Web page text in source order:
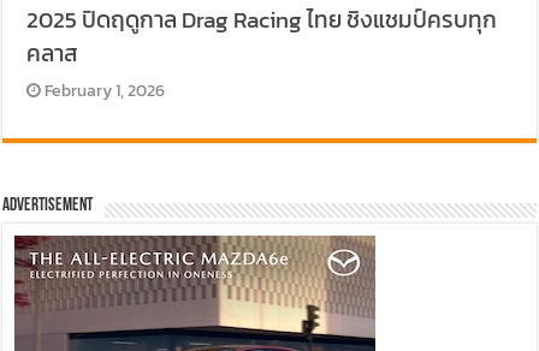
2025 ปิดฤดูกาล Drag Racing ไทย ชิงแชมป์ครบทุก
คลาส
February 1, 2026
Advertisement